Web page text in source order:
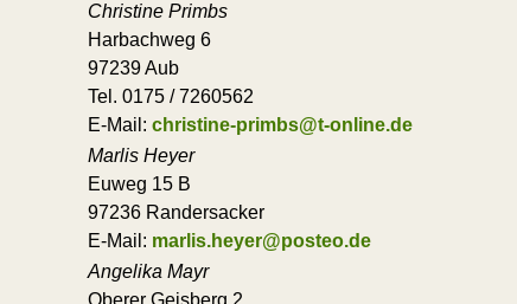
Christine Primbs
Harbachweg 6
97239 Aub
Tel. 0175 / 7260562
E-Mail: christine-primbs@t-online.de
Marlis Heyer
Euweg 15 B
97236 Randersacker
E-Mail: marlis.heyer@posteo.de
Angelika Mayr
Oberer Geisberg 2